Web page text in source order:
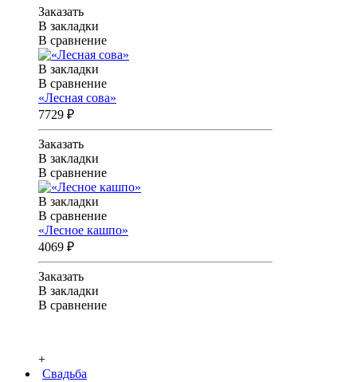
Заказать
В закладки
В сравнение
В закладки
В сравнение
«Лесная сова»
7729 ₽
Заказать
В закладки
В сравнение
В закладки
В сравнение
«Лесное кашпо»
4069 ₽
Заказать
В закладки
В сравнение
+
Свадьба